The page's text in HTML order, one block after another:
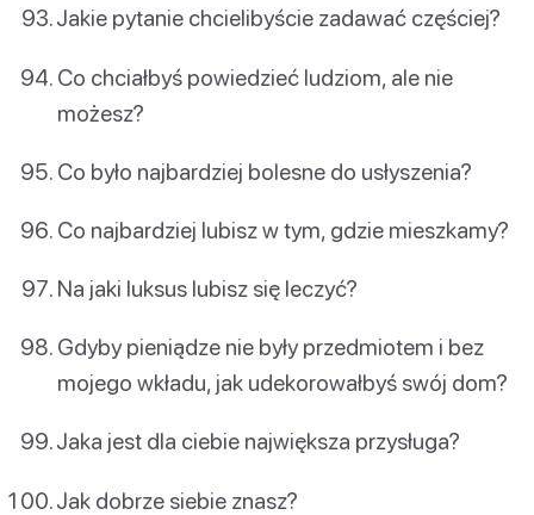
Jakie pytanie chcielibyście zadawać częściej?
Co chciałbyś powiedzieć ludziom, ale nie
możesz?
Co było najbardziej bolesne do usłyszenia?
Co najbardziej lubisz w tym, gdzie mieszkamy?
Na jaki luksus lubisz się leczyć?
Gdyby pieniądze nie były przedmiotem i bez
mojego wkładu, jak udekorowałbyś swój dom?
Jaka jest dla ciebie największa przysługa?
Jak dobrze siebie znasz?